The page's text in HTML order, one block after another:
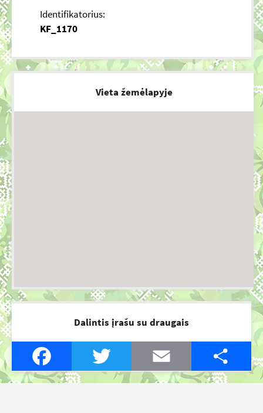
Identifikatorius:
KF_1170
Vieta žemėlapyje
Dalintis įrašu su draugais
Facebook Twitter Email Share